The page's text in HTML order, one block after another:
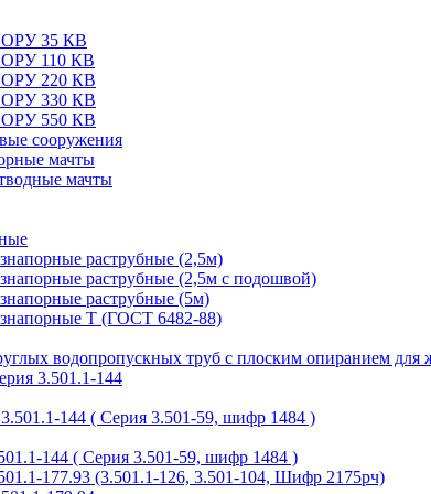
ОРУ 35 КВ
ОРУ 110 КВ
ОРУ 220 КВ
ОРУ 330 КВ
ОРУ 550 КВ
сооружения
мачты
мачты
раструбные (2,5м)
раструбные (2,5м с подошвой)
раструбные (5м)
Т (ГОСТ 6482-88)
водопропускных труб с плоским опиранием для
3.501.1-144
144 ( Серия 3.501-59, шифр 1484 )
144 ( Серия 3.501-59, шифр 1484 )
177.93 (3.501.1-126, 3.501-104, Шифр 2175рч)